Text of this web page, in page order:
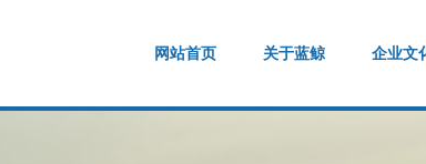
网站首页 关于蓝鲸 企业文